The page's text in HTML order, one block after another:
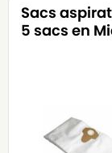
Sacs
5 sacs en